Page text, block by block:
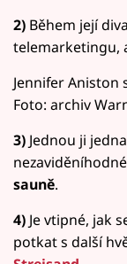
2) Během její
telemarketingu,
Jennifer Aniston
Foto: archiv
3) Jednou ji
sauně.
4) Je vtipné, jak
potkat s další